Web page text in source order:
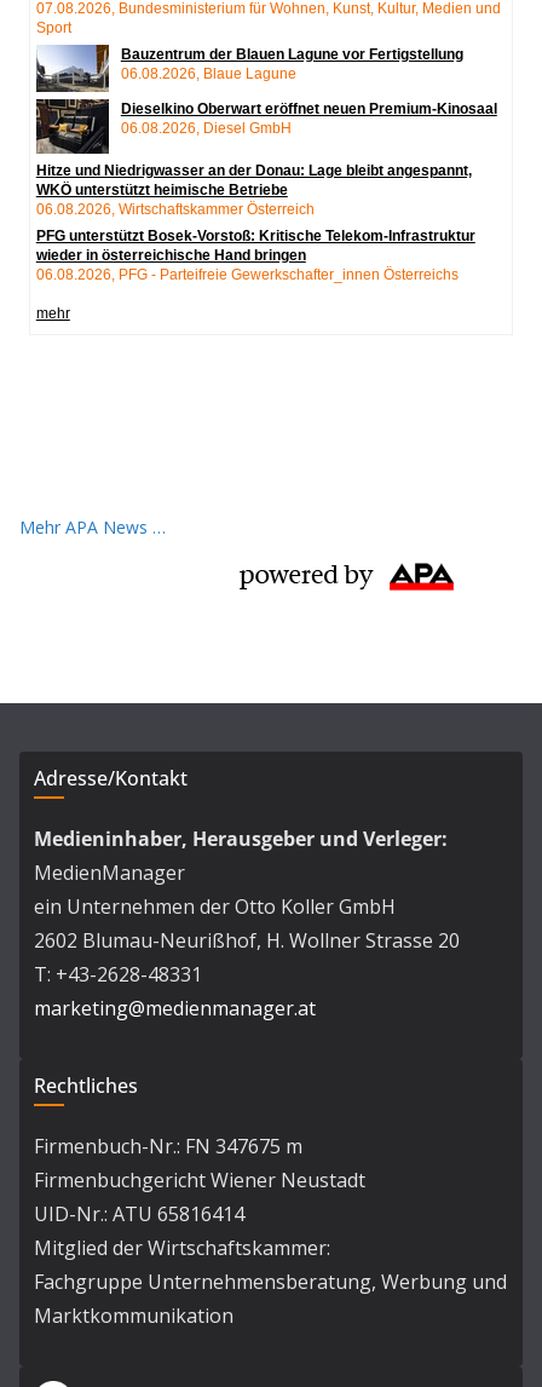
Mehr APA News …
Adresse/Kontakt
Medieninhaber, Herausgeber und Verleger:
MedienManager
ein Unternehmen der Otto Koller GmbH
2602 Blumau-Neurißhof, H. Wollner Strasse 20
T: +43-2628-48331
marketing@medienmanager.at
Rechtliches
Firmenbuch-Nr.: FN 347675 m
Firmenbuchgericht Wiener Neustadt
UID-Nr.: ATU 65816414
Mitglied der Wirtschaftskammer:
Fachgruppe Unternehmensberatung, Werbung und
Marktkommunikation